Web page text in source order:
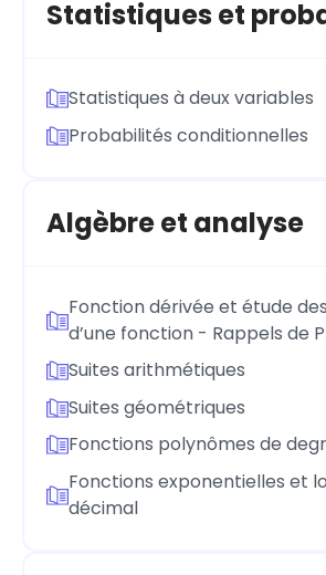
Statistiques et
Statistiques à deux variables
Probabilités conditionnelles
Algèbre et analyse
Fonction dérivée et étude
d’une fonction - Rappels de
Suites arithmétiques
Suites géométriques
Fonctions polynômes de
Fonctions exponentielles et
décimal